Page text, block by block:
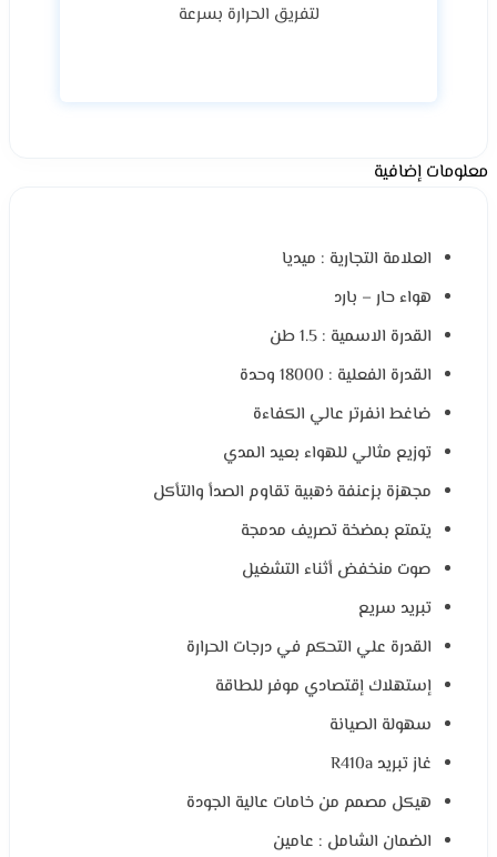
لتفريق الحرارة بسرعة
معلومات إضافية
العلامة التجارية : ميديا
هواء حار – بارد
القدرة الاسمية : 1.5 طن
القدرة الفعلية : 18000 وحدة
ضاغط انفرتر عالي الكفاءة
توزيع مثالي للهواء بعيد المدي
مجهزة بزعنفة ذهبية تقاوم الصدأ والتأكل
يتمتع بمضخة تصريف مدمجة
صوت منخفض أثناء التشغيل
تبريد سريع
القدرة علي التحكم في درجات الحرارة
إستهلاك إقتصادي موفر للطاقة
سهولة الصيانة
غاز تبريد R410a
هيكل مصمم من خامات عالية الجودة
الضمان الشامل : عامين